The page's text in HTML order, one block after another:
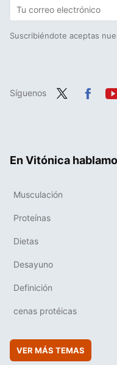
Suscribiéndote aceptas
Síguenos
En Vitónica
Musculación
Proteínas
Dietas
Desayuno
Definición
cenas protéicas
VER MÁS TEMAS